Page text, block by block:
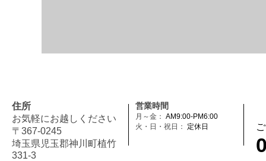
住所
お気軽にお越しください
〒367-0245
埼玉県児玉郡神川町植竹
331-3
営業時間
月～金： AM9:00-PM6:00
火・日・祝日：
定休日